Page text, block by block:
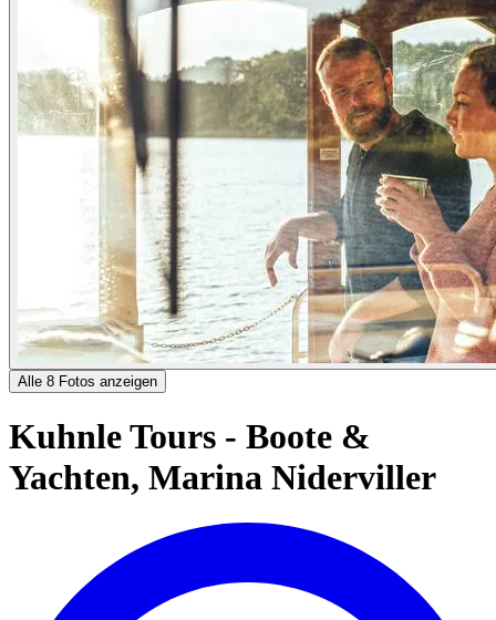
Alle 8 Fotos anzeigen
Kuhnle Tours - Boote &
Yachten, Marina Niderviller